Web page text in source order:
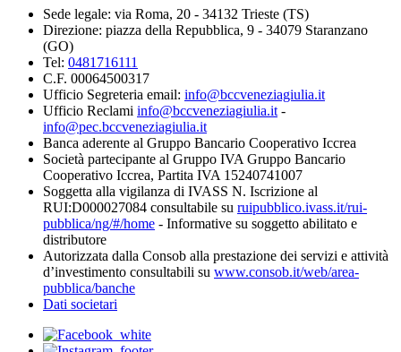
Sede legale: via Roma, 20 - 34132 Trieste (TS)
Direzione: piazza della Repubblica, 9 - 34079 Staranzano
(GO)
Tel: 0481716111
C.F. 00064500317
Ufficio Segreteria email: info@bccveneziagiulia.it
Ufficio Reclami info@bccveneziagiulia.it -
info@pec.bccveneziagiulia.it
Banca aderente al Gruppo Bancario Cooperativo Iccrea
Società partecipante al Gruppo IVA Gruppo Bancario
Cooperativo Iccrea, Partita IVA 15240741007
Soggetta alla vigilanza di IVASS N. Iscrizione al
RUI:D000027084 consultabile su ruipubblico.ivass.it/rui-
pubblica/ng/#/home - Informative su soggetto abilitato e
distributore
Autorizzata dalla Consob alla prestazione dei servizi e attività
d’investimento consultabili su www.consob.it/web/area-
pubblica/banche
Dati societari